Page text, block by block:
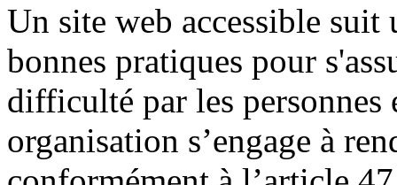
Un site web accessible suit
bonnes pratiques pour
difficulté par les
organisation s’engage à